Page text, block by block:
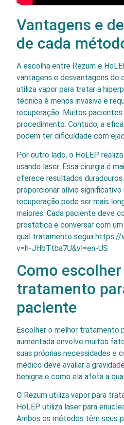
Vantagens e
de cada
A escolha entre Rezum e
vantagens e desvantagens de
utiliza vapor para tratar a
técnica é menos invasiva e
recuperação. Muitos
procedimento. Contudo, a
podem ter dificuldade com
Por outro lado, o HoLEP
usando laser. Essa cirurgia é
oferece resultados
proporcionar alívio
recuperação pode ser mais
maiores. Cada paciente deve
prostática e conversar com
qual tratamento
v=h-JHbTtba7U&vl=en-US
Como
tratamento
paciente
Escolher o melhor tratamento
aumentada envolve muitos
suas próprias necessidades e
médico deve avaliar a
benigna e como ela afeta a
O Rezum utiliza vapor para
HoLEP utiliza laser para
Ambos os métodos têm seus